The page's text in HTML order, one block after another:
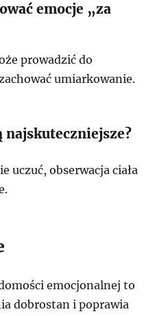
emocje „za
prowadzić do
umiarkowanie.
najskuteczniejsze?
uczuć, obserwacja ciała
emocjonalnej to
dobrostan i poprawia